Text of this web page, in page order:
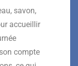
savon,
accueillir
compte